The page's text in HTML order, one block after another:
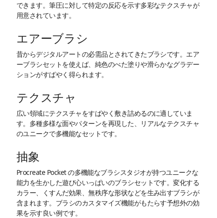
できます。筆圧に対して特定の反応を示す多彩なテクスチャが
用意されています。
エアーブラシ
昔からデジタルアートの必需品とされてきたブラシです。エア
ーブラシセットを使えば、純色のべた塗りや滑らかなグラデー
ションがすばやく得られます。
テクスチャ
広い領域にテクスチャをすばやく敷き詰めるのに適していま
す。多種多様な面やパターンを再現した、リアルなテクスチャ
のユニークで多機能なセットです。
抽象
Procreate Pocket の多機能なブラシスタジオが持つユニークな
能力を生かした遊び心いっぱいのブラシセットです。変化する
カラー、くすんだ効果、無秩序な形状などを生み出すブラシが
含まれます。ブラシのカスタマイズ機能がもたらす予想外の効
果を示す良い例です。